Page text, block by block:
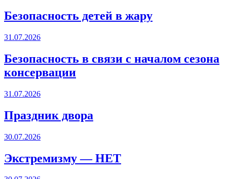
Безопасность детей в жару
31.07.2026
Безопасность в связи с началом сезона
консервации
31.07.2026
Праздник двора
30.07.2026
Экстремизму — НЕТ